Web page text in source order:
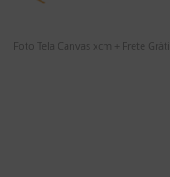
Foto Tela Canvas xcm + Frete Grátis